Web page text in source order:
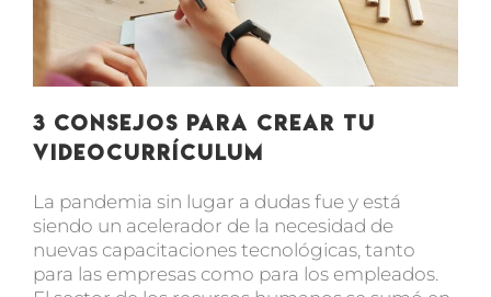
3 consejos para crear tu
videocurrículum
La pandemia sin lugar a dudas fue y está
siendo un acelerador de la necesidad de
nuevas capacitaciones tecnológicas, tanto
para las empresas como para los empleados.